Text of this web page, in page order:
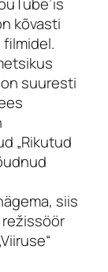
kõvasti
suuresti
„Rikutud
siis